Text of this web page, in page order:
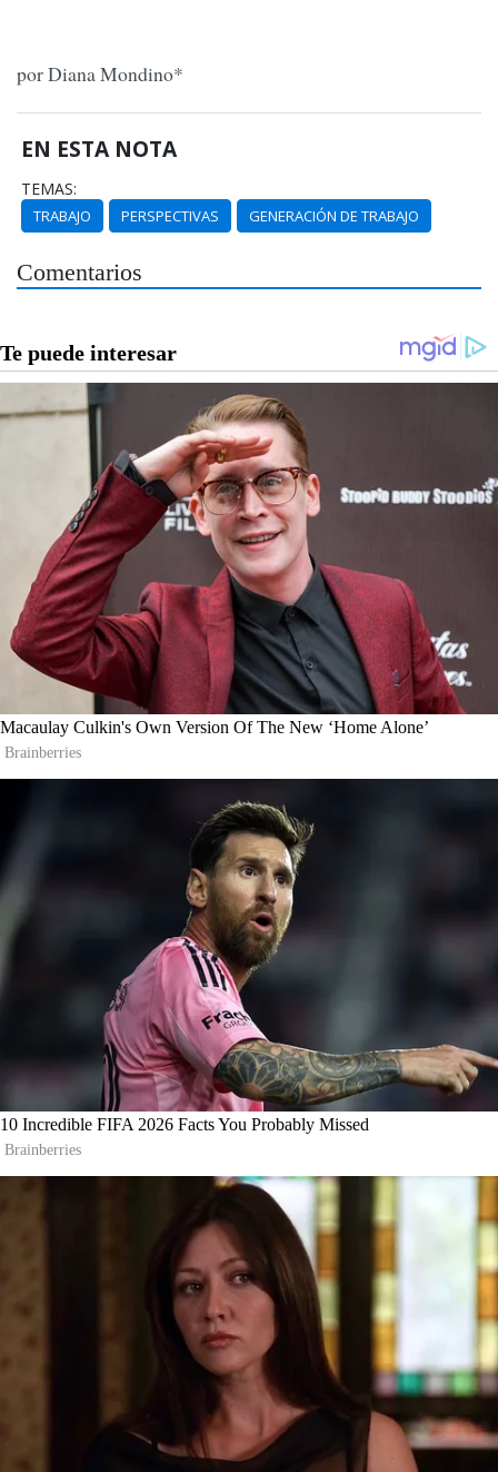
por Diana Mondino*
EN ESTA NOTA
TEMAS:
TRABAJO PERSPECTIVAS GENERACIÓN DE TRABAJO
Comentarios